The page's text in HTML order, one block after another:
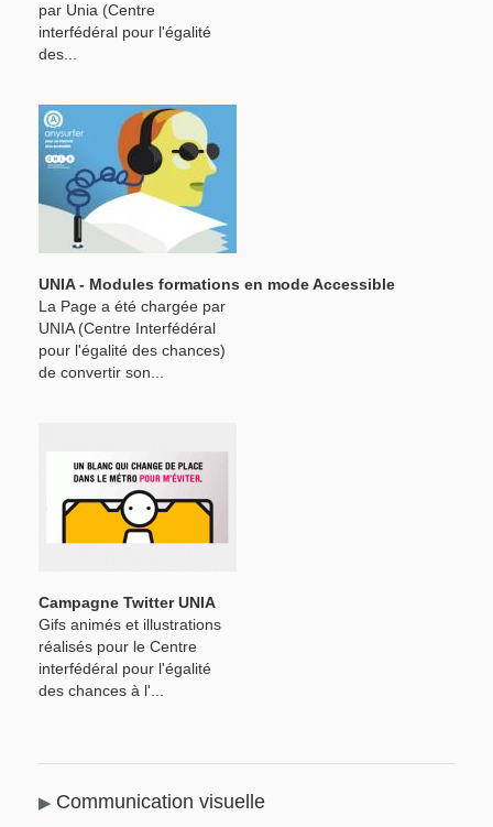
par Unia (Centre
interfédéral pour l'égalité
des...
UNIA - Modules formations en mode Accessible
La Page a été chargée par
UNIA (Centre Interfédéral
pour l'égalité des chances)
de convertir son...
Campagne Twitter UNIA
Gifs animés et illustrations
réalisés pour le Centre
interfédéral pour l'égalité
des chances à l'...
Communication visuelle